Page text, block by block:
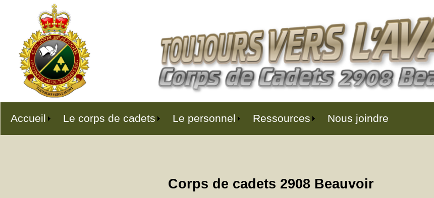
Accueil Le corps de cadets Le personnel Ressources Nous joindre
Corps de cadets 2908 Beauvoir